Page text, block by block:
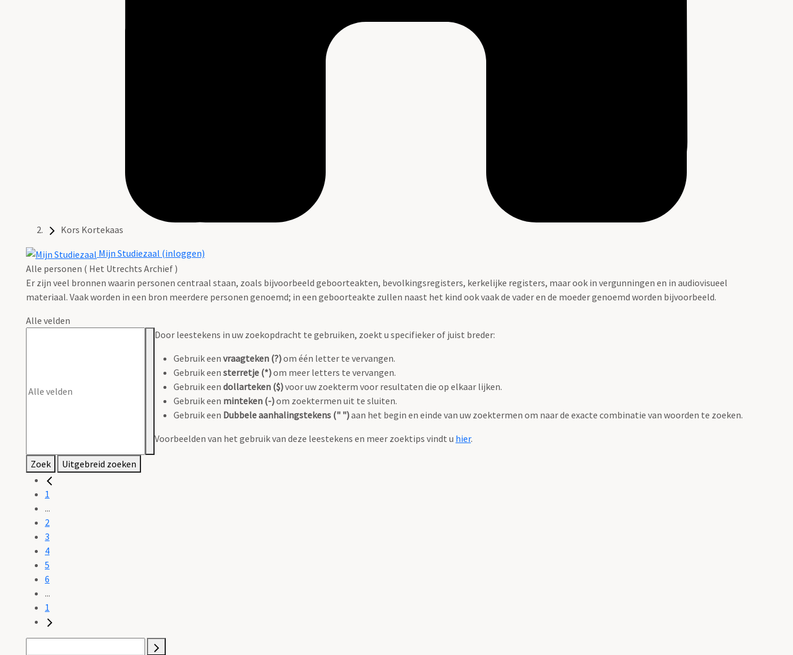
Kors Kortekaas
Mijn Studiezaal (inloggen)
Alle personen ( Het Utrechts Archief )
Er zijn veel bronnen waarin personen centraal staan, zoals bijvoorbeeld geboorteakten, bevolkingsregisters, kerkelijke registers, maar ook in vergunningen en in audiovisueel
materiaal. Vaak worden in een bron meerdere personen genoemd; in een geboorteakte zullen naast het kind ook vaak de vader en de moeder genoemd worden bijvoorbeeld.
Alle velden
Door leestekens in uw zoekopdracht te gebruiken, zoekt u specifieker of juist breder:
Gebruik een vraagteken (?)om één letter te vervangen.
Gebruik een sterretje (*)om meer letters te vervangen.
Gebruik een dollarteken ($)voor uw zoekterm voor resultaten die op elkaar lijken.
Gebruik een minteken (-)om zoektermen uit te sluiten.
Gebruik een Dubbele aanhalingstekens (" ")aan het begin en einde van uw zoektermen om naar de exacte combinatie van woorden te zoeken.
Voorbeelden van het gebruik van deze leestekens en meer zoektips vindt u hier.
Zoek Uitgebreid zoeken
1
...
2
3
4
5
6
...
1